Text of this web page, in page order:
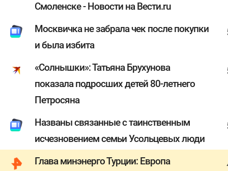
Смоленске - Новости на Вести.ru
Москвичка не забрала чек после покупки
и была избита
«Солнышки»: Татьяна Брухунова
показала подросших детей 80-летнего
Петросяна
Названы связанные с таинственным
исчезновением семьи Усольцевых люди
Глава минэнерго Турции: Европа